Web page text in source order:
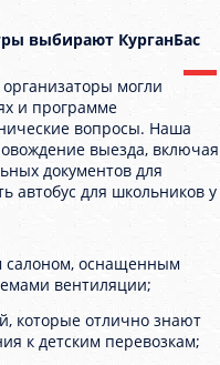
выбирают КурганБас
могли
и программе
вопросы. Наша
выезда, включая
документов для
автобус для школьников у
салоном, оснащенным
вентиляции;
которые отлично знают
к детским перевозкам;